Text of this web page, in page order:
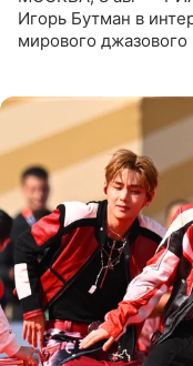
Игорь Бутман в
мирового